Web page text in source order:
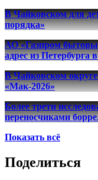
В Чайковском для
порядка»
АО «Газпром
адрес из Петербурга
В Чайковском округе
«Мак-2026»
Более трети
переносчиками
Показать всё
Поделиться